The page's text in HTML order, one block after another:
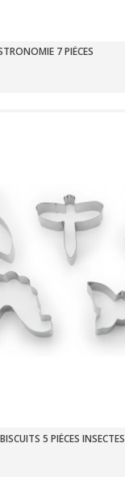
7 PIÈCES
5 PIÈCES INSECTES